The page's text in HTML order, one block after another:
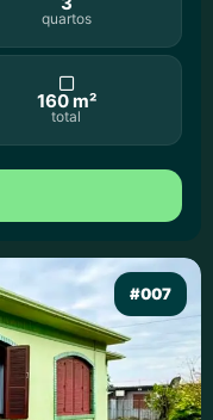
quartos
160 m²
total
#007